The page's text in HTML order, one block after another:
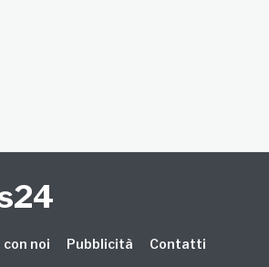
con noi Pubblicità Contatti